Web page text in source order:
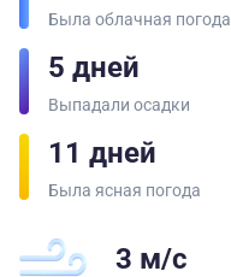
Была облачная погода
5 дней
Выпадали осадки
11 дней
Была ясная погода
3 м/с